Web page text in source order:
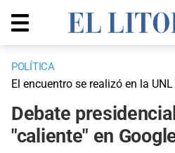
POLÍTICA
El encuentro se realizó en la
Debate
"caliente" en